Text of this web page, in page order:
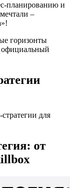
планированию и
–
горизонты
официальный
для
от